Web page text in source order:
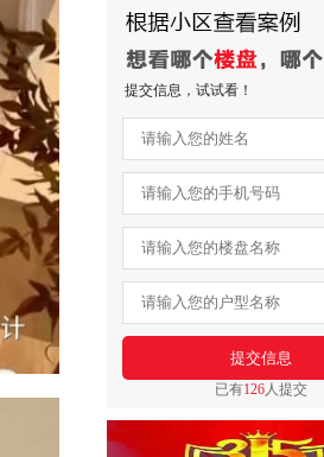
提交信息，试试看！
已有126人提交